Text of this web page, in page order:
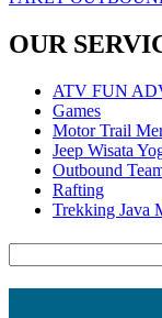
OUR
ATV FUN
Games
Motor Trail
Jeep Wisata
Outbound
Rafting
Trekking Java